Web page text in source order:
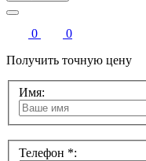
0
0
Получить точную цену
Имя:
Телефон *: